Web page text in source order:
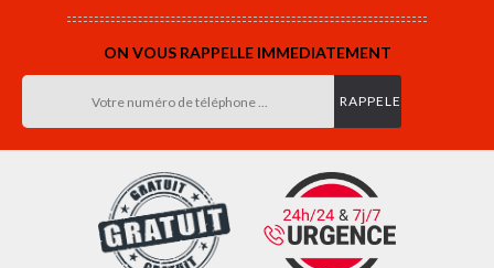
ON VOUS RAPPELLE IMMEDIATEMENT